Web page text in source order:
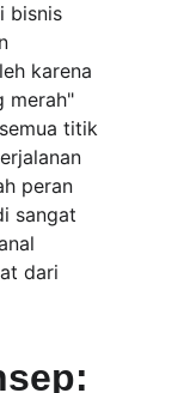
bisnis
karena
merah"
titik
peran
sangat
dari